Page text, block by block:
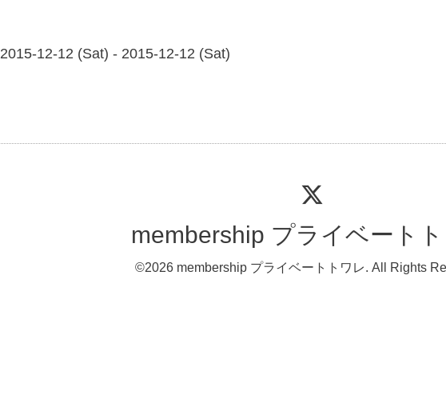
2015-12-12 (Sat) - 2015-12-12 (Sat)
membership プライベート
©2026 membership プライベートトワレ. All Rights